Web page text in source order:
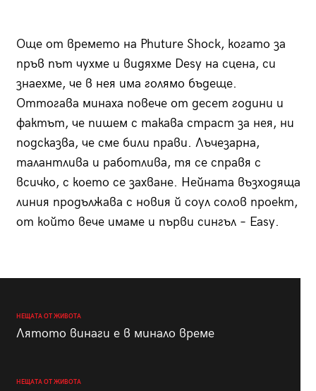
Още от времето на Phuture Shock, когато за
пръв път чухме и видяхме Desy на сцена, си
знаехме, че в нея има голямо бъдеще.
Оттогава минаха повече от десет години и
фактът, че пишем с такава страст за нея, ни
подсказва, че сме били прави. Лъчезарна,
талантлива и работлива, тя се справя с
всичко, с което се захване. Нейната възходяща
линия продължава с новия й соул солов проект,
от който вече имаме и първи сингъл – Easy.
НЕЩАТА ОТ ЖИВОТА
Лятото винаги е в минало време
НЕЩАТА ОТ ЖИВОТА